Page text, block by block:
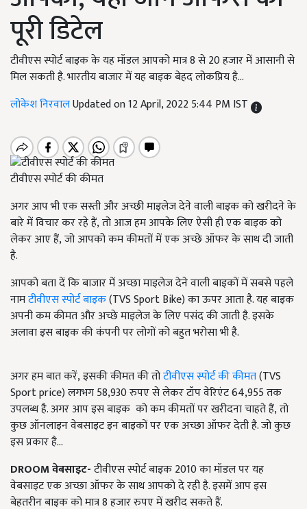
पूरी डिटेल
टीवीएस स्पोर्ट बाइक के यह मॉडल आपको मात्र 8 से 20 हजार में आसानी से
मिल सकती है. भारतीय बाजार में यह बाइक बेहद लोकप्रिय है...
लोकेश निरवालUpdated on 12 April, 2022 5:44 PM IST
टीवीएस स्पोर्ट की कीमत
अगर आप भी एक सस्ती और अच्छी माइलेज देने वाली बाइक को खरीदने के
बारे में विचार कर रहे हैं, तो आज हम आपके लिए ऐसी ही एक बाइक को
लेकर आए हैं, जो आपको कम कीमतों में एक अच्छे ऑफर के साथ दी जाती
है.
आपको बता दें कि बाजार में अच्छा माइलेज देने वाली बाइकों में सबसे पहले
नामटीवीएस स्पोर्ट बाइक(TVS Sport Bike) का ऊपर आता है. यह बाइक
अपनी कम कीमत और अच्छे माइलेज के लिए पसंद की जाती है. इसके
अलावा इस बाइक की कंपनी पर लोगों को बहुत भरोसा भी है.
अगर हम बात करें, इसकी कीमत की तोटीवीएस स्पोर्ट की कीमत(TVS
Sport price) लगभग 58,930 रुपए से लेकर टॉप वेरिएंट 64,955 तक
उपलब्ध है. अगर आप इस बाइक को कम कीमतों पर खरीदना चाहते हैं, तो
कुछ ऑनलाइन वेबसाइट इन बाइकों पर एक अच्छा ऑफर देती है. जो कुछ
इस प्रकार है...
DROOM वेबसाइट-टीवीएस स्पोर्ट बाइक 2010 का मॉडल पर यह
वेबसाइट एक अच्छा ऑफर के साथ आपको दे रही है. इसमें आप इस
बेहतरीन बाइक को मात्र 8 हजार रुपए में खरीद सकते हैं.